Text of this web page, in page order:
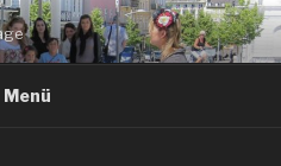
Menü